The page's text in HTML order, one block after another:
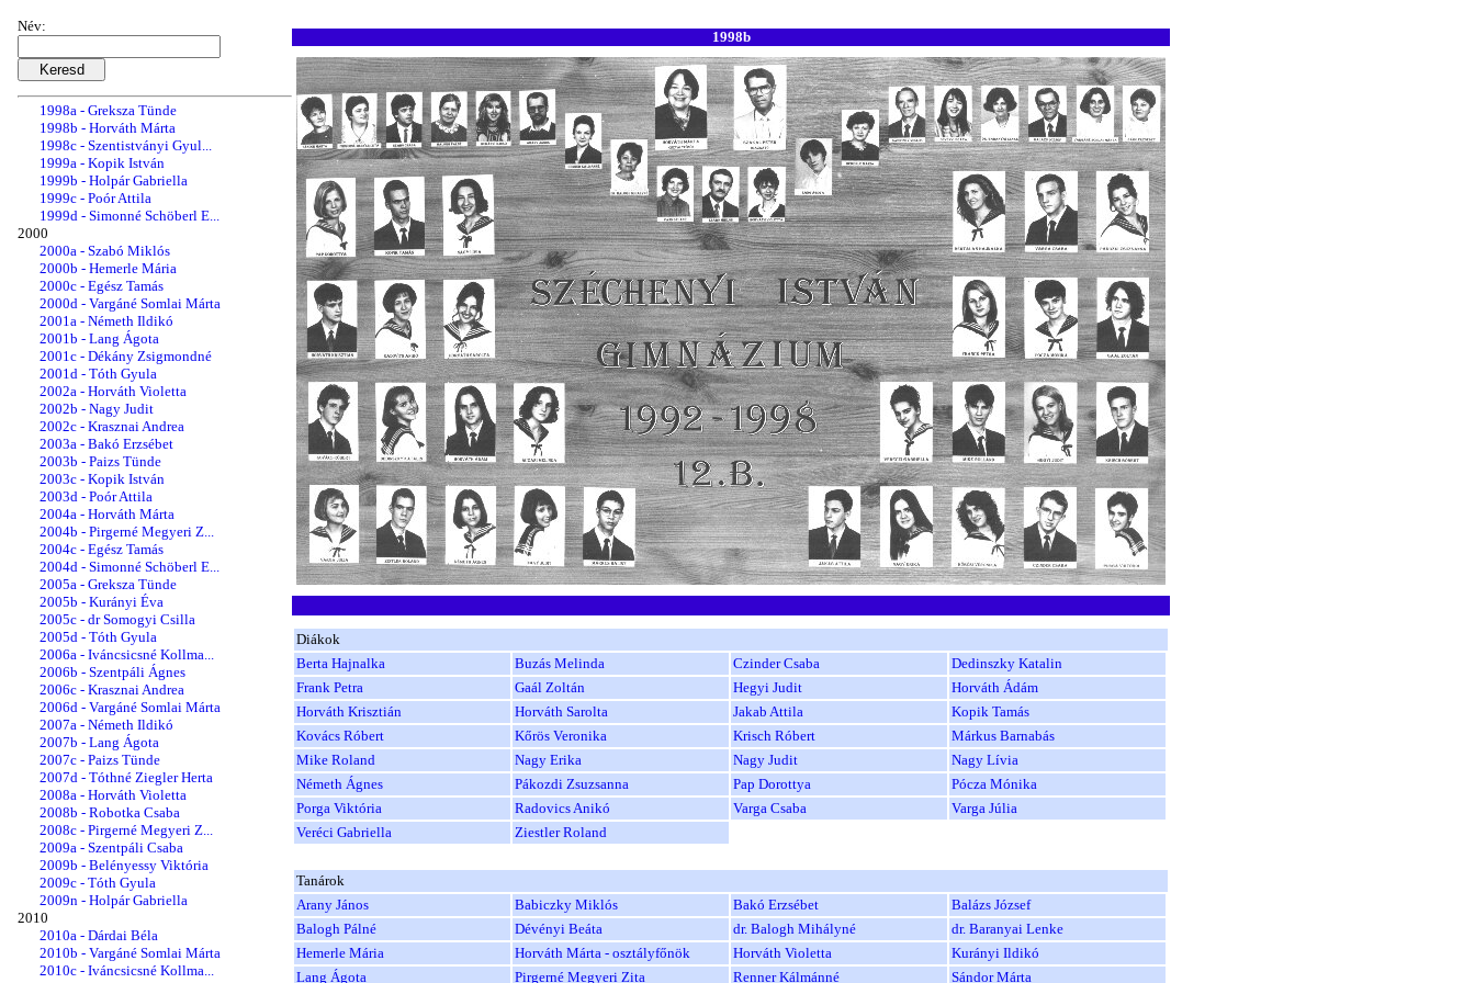
Név:1996d - Dékány Zsigmondné
1997a - Tauberné Paizs Tünde
1997b - Bakó Erzsébet
1997c - Renner Kálmánné
1997d - Tóth Gyula
1998a - Greksza Tünde
1998b - Horváth Márta
1998c - Szentistványi Gyul...
1999a - Kopik István
1999b - Holpár Gabriella
1999c - Poór Attila
1999d - Simonné Schöberl E...
2000
2000a - Szabó Miklós
2000b - Hemerle Mária
2000c - Egész Tamás
2000d - Vargáné Somlai Márta
2001a - Németh Ildikó
2001b - Lang Ágota
2001c - Dékány Zsigmondné
2001d - Tóth Gyula
2002a - Horváth Violetta
2002b - Nagy Judit
2002c - Krasznai Andrea
2003a - Bakó Erzsébet
2003b - Paizs Tünde
2003c - Kopik István
2003d - Poór Attila
2004a - Horváth Márta
2004b - Pirgerné Megyeri Z...
2004c - Egész Tamás
2004d - Simonné Schöberl E...
2005a - Greksza Tünde
2005b - Kurányi Éva
2005c - dr Somogyi Csilla
2005d - Tóth Gyula
2006a - Iváncsicsné Kollma...
2006b - Szentpáli Ágnes
2006c - Krasznai Andrea
2006d - Vargáné Somlai Márta
2007a - Németh Ildikó
2007b - Lang Ágota
2007c - Paizs Tünde
2007d - Tóthné Ziegler Herta
2008a - Horváth Violetta
2008b - Robotka Csaba
2008c - Pirgerné Megyeri Z...
2009a - Szentpáli Csaba
2009b - Belényessy Viktória
2009c - Tóth Gyula
2009n - Holpár Gabriella
2010
2010a - Dárdai Béla
2010b - Vargáné Somlai Márta
2010c - Iváncsicsné Kollma...
1998b
Diákok
Berta Hajnalka
Buzás Melinda Czinder Csaba
Dedinszky Katalin
Frank Petra
Gaál Zoltán Hegyi Judit
Horváth Ádám
Horváth Krisztián
Horváth Sarolta Jakab Attila
Kopik Tamás
Kovács Róbert
Kőrös Veronika Krisch Róbert
Márkus Barnabás
Mike Roland
Nagy Erika Nagy Judit
Nagy Lívia
Németh Ágnes
Pákozdi Zsuzsanna Pap Dorottya
Pócza Mónika
Porga Viktória
Radovics Anikó Varga Csaba
Varga Júlia
Veréci Gabriella
Ziestler Roland
Tanárok
Arany János
Babiczky Miklós Bakó Erzsébet
Balázs József
Balogh Pálné
Dévényi Beáta dr. Balogh Mihályné
dr. Baranyai Lenke
Hemerle Mária
Horváth Márta - osztályfőnök Horváth Violetta
Kurányi Ildikó
Lang Ágota
Pirgerné Megyeri Zita Renner Kálmánné Sándor Márta